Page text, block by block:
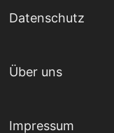
Datenschutz
Über uns
Impressum